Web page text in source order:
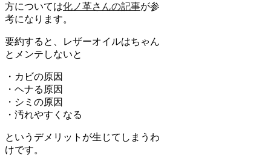
方については化ノ革さんの記事が参
考になります。
要約すると、レザーオイルはちゃん
とメンテしないと
・カビの原因
・ヘナる原因
・シミの原因
・汚れやすくなる
というデメリットが生じてしまうわ
けです。